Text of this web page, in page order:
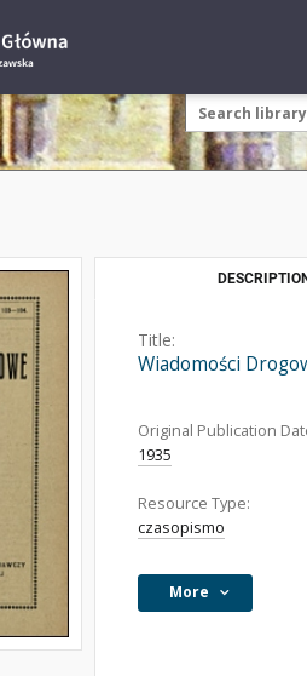
DESCRIPTION
Title:
Wiadomości
Original Publication
1935
Resource Type:
czasopismo
More